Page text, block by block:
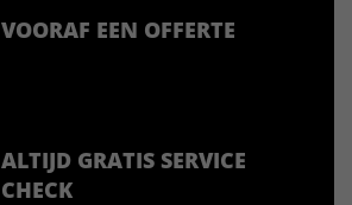
VOORAF EEN OFFERTE
ALTIJD GRATIS SERVICE
CHECK